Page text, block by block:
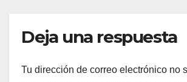
Deja una respuesta
Tu dirección de correo electrónico no